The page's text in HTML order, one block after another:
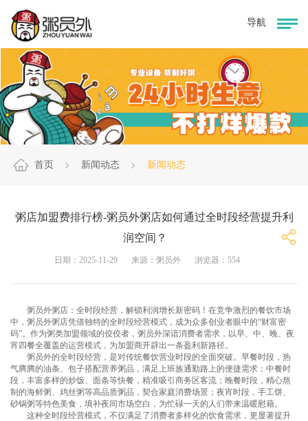
首页 新闻动态 新闻动态
粥店加盟费排行榜-粥员外粥店如何通过全时段经营提升利
润空间？
日期：2025-11-29 来源：粥员外 浏览器：554
粥员外粥店：全时段经营，解锁利润增长新密码！在竞争激烈的餐饮市场
中，粥员外粥店凭借独特的全时段经营模式，成为众多创业者眼中的“财富密
码”。作为粥类加盟领域的佼佼者，粥员外深谙消费者需求，以早、中、晚、夜
宵四餐全覆盖的运营模式，为加盟商开辟出一条盈利新路径。
粥员外的全时段经营，是对传统餐饮营业时段的全面突破。早餐时段，热
气腾腾的油条、包子搭配营养粥品，满足上班族通勤路上的便捷需求；中餐时
段，丰富多样的炒饭、面条等快餐，精准吸引商务区客流；晚餐时段，精心熬
制的海鲜粥、鸡丝粥等高品质粥品，契合家庭消费场景；夜宵时段，手工饼、
砂锅粥等特色美食，填补夜间市场空白，为忙碌一天的人们带来温暖慰藉。
这种全时段经营模式，不仅满足了消费者多样化的饮食需求，更显著提升